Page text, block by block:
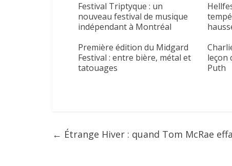
Festival Triptyque : un
nouveau festival de musique
indépendant à Montréal
Première édition du Midgard
Festival : entre bière, métal et
tatouages
leçon
Puth
← Étrange Hiver : quand Tom McRae